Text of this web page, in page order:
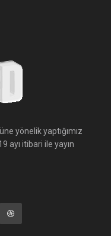
yönelik yaptığımız
ayı itibari ile yayın